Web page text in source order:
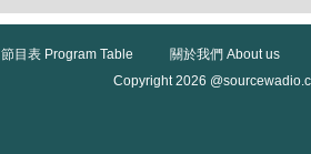
節目表 Program Table
關於我們 About us
Copyright 2026